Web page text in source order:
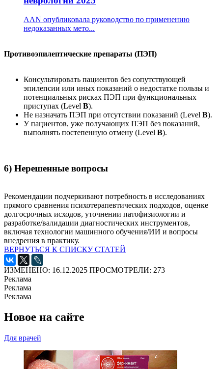
AAN опубликовала руководство по применению
недоказанных мето...
Противоэпилептические препараты (ПЭП)
Консультировать пациентов без сопутствующей
эпилепсии или иных показаний о недостатке пользы и
потенциальных рисках ПЭП при функциональных
приступах (Level B).
Не назначать ПЭП при отсутствии показаний (Level B).
У пациентов, уже получающих ПЭП без показаний,
выполнять постепенную отмену (Level B).
6) Нерешенные вопросы
Рекомендации подчеркивают потребность в исследованиях
прямого сравнения психотерапевтических подходов, оценке
долгосрочных исходов, уточнении патофизиологии и
разработке/валидации диагностических инструментов,
включая технологии машинного обучения/ИИ и вопросы
внедрения в практику.
ВЕРНУТЬСЯ К СПИСКУ СТАТЕЙ
ИЗМЕНЕНО: 16.12.2025 ПРОСМОТРЕЛИ: 273
Реклама
Реклама
Реклама
Новое на сайте
Для врачей